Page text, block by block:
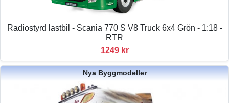
Radiostyrd lastbil - Scania 770 S V8 Truck 6x4 Grön - 1:18 -
RTR
1249 kr
Nya Byggmodeller